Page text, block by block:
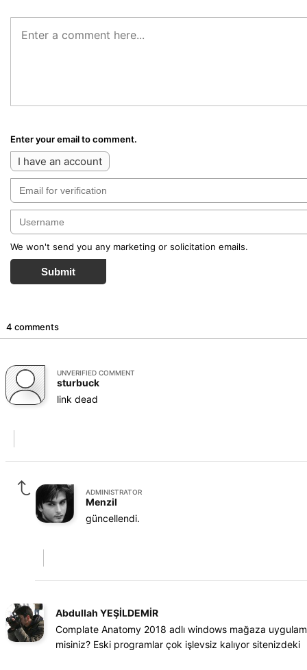
Enter your email to comment.
I have an account
We won't send you any marketing or solicitation emails.
Submit
4 comments
UNVERIFIED COMMENT
sturbuck
link dead
ADMINISTRATOR
Menzil
güncellendi.
Abdullah YEŞİLDEMİR
Complate Anatomy 2018 adlı windows mağaza
misiniz? Eski programlar çok işlevsiz kalıyor sitenizdeki